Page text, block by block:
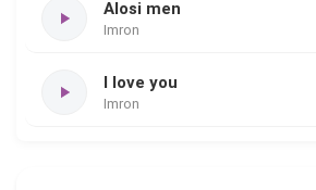
Alosi men
Imron
I love you
Imron